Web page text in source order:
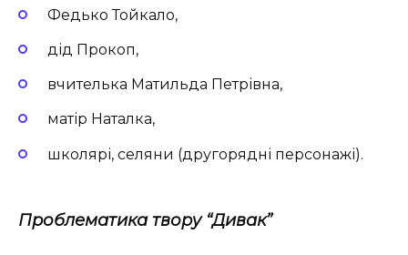
Федько Тойкало,
дід Прокоп,
вчителька Матильда Петрівна,
матір Наталка,
школярі, селяни (другорядні персонажі).
Проблематика твору “Дивак”